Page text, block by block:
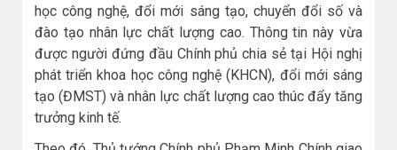
học công nghệ, đổi mới sáng tạo, chuyển đổi số và
đào tạo nhân lực chất lượng cao. Thông tin này vừa
được người đứng đầu Chính phủ chia sẻ tại Hội nghị
phát triển khoa học công nghệ (KHCN), đổi mới sáng
tạo (ĐMST) và nhân lực chất lượng cao thúc đẩy tăng
trưởng kinh tế.